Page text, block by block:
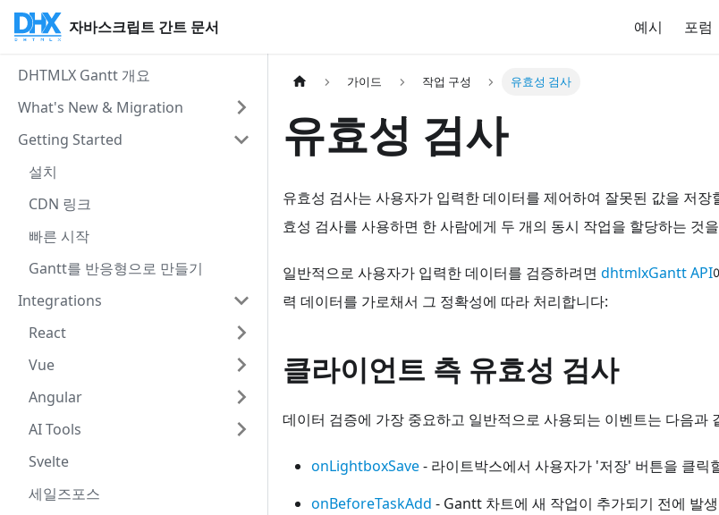
자바스크립트 간트 문서 예시 포럼
DHTMLX Gantt 개요
What's New & Migration
Getting Started
설치
CDN 링크
빠른 시작
Gantt를 반응형으로 만들기
Integrations
React
Vue
Angular
AI Tools
Svelte
세일즈포스
가이드 작업 구성 유효성 검사
유효성 검사
유효성 검사는 사용자가 입력한 데이터를 제어하여 잘못된 값을 저
효성 검사를 사용하면 한 사람에게 두 개의 동시 작업을 할당하는 것
일반적으로 사용자가 입력한 데이터를 검증하려면 dhtmlxGantt API
력 데이터를 가로채서 그 정확성에 따라 처리합니다:
클라이언트 측 유효성 검사
데이터 검증에 가장 중요하고 일반적으로 사용되는 이벤트는 다음과
onLightboxSave- 라이트박스에서 사용자가 '저장' 버튼을 클릭
onBeforeTaskAdd - Gantt 차트에 새 작업이 추가되기 전에 발